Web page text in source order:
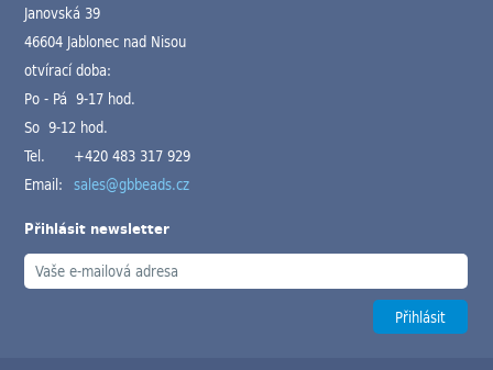
Janovská 39
46604 Jablonec nad Nisou
otvírací doba:
Po - Pá 9-17 hod.
So 9-12 hod.
Tel.
+420 483 317 929
Email: sales@gbbeads.cz
Přihlásit newsletter